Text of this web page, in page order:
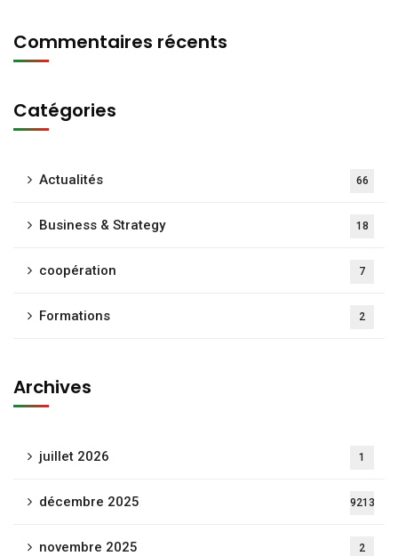
Commentaires récents
Catégories
Actualités 66
Business & Strategy 18
coopération 7
Formations 2
Archives
juillet 2026 1
décembre 2025 9213
novembre 2025 2